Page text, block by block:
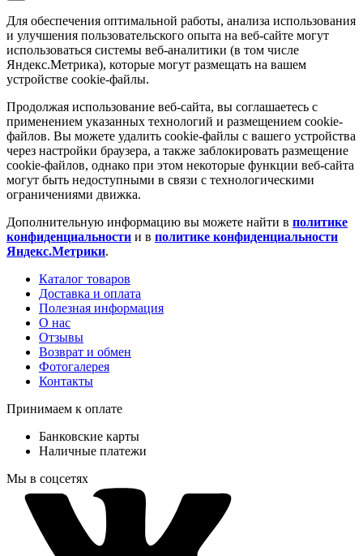
Для обеспечения оптимальной работы, анализа использования
и улучшения пользовательского опыта на веб-сайте могут
использоваться системы веб-аналитики (в том числе
Яндекс.Метрика), которые могут размещать на вашем
устройстве cookie-файлы.
Продолжая использование веб-сайта, вы соглашаетесь с
применением указанных технологий и размещением cookie-
файлов. Вы можете удалить cookie-файлы с вашего устройства
через настройки браузера, а также заблокировать размещение
cookie-файлов, однако при этом некоторые функции веб-сайта
могут быть недоступными в связи с технологическими
ограничениями движка.
Дополнительную информацию вы можете найти в политике
конфиденциальности и в политике конфиденциальности
Яндекс.Метрики.
Каталог товаров
Доставка и оплата
Полезная информация
О нас
Отзывы
Возврат и обмен
Фотогалерея
Контакты
Принимаем к оплате
Банковские карты
Наличные платежи
Мы в соцсетях